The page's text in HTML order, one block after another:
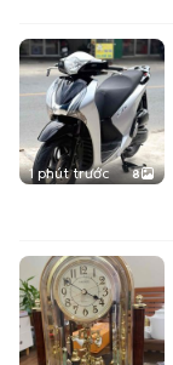
1 phút trước 8